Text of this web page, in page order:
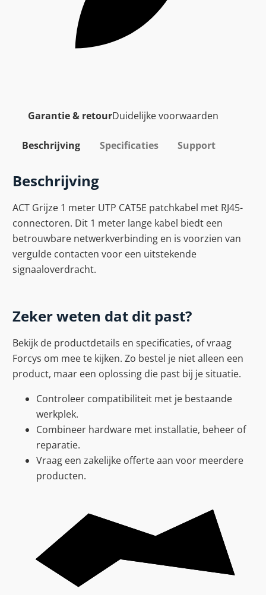
Garantie & retourDuidelijke voorwaarden
Beschrijving Specificaties Support
Beschrijving
ACT Grijze 1 meter UTP CAT5E patchkabel met RJ45-
connectoren. Dit 1 meter lange kabel biedt een
betrouwbare netwerkverbinding en is voorzien van
vergulde contacten voor een uitstekende
signaaloverdracht.
Zeker weten dat dit past?
Bekijk de productdetails en specificaties, of vraag
Forcys om mee te kijken. Zo bestel je niet alleen een
product, maar een oplossing die past bij je situatie.
Controleer compatibiliteit met je bestaande
werkplek.
Combineer hardware met installatie, beheer of
reparatie.
Vraag een zakelijke offerte aan voor meerdere
producten.